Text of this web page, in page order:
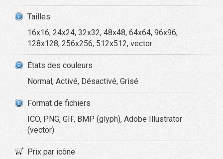
Tailles
16x16, 24x24, 32x32, 48x48, 64x64, 96x96,
128x128, 256x256, 512x512, vector
États des couleurs
Normal, Activé, Désactivé, Grisé
Format de fichiers
ICO, PNG, GIF, BMP (glyph), Adobe Illustrator
(vector)
Prix par icône